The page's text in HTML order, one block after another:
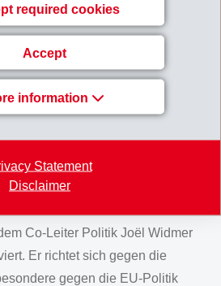
required cookies
Accept
information
Statement
Disclaimer
Sàrl ist weder Teil eines
Vielmehr handelt
von weltweit 46 ordentlich
der EMS-Gruppe. Der weltweite
zu über 95% im Ausland
Co-Leiter Politik Joël Widmer
Er richtet sich gegen die
gegen die EU-Politik